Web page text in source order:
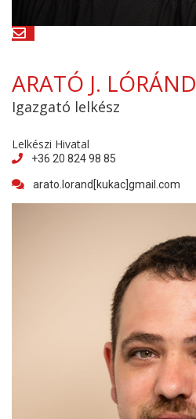
ARATÓ J. LÓRÁND
Igazgató lelkész
Lelkészi Hivatal
+36 20 824 98 85
arato.lorand[kukac]gmail.com